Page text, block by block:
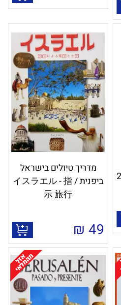
מדריך טיולים בישראל
ביפנית / イスラエル - 指
示 旅行
49
₪